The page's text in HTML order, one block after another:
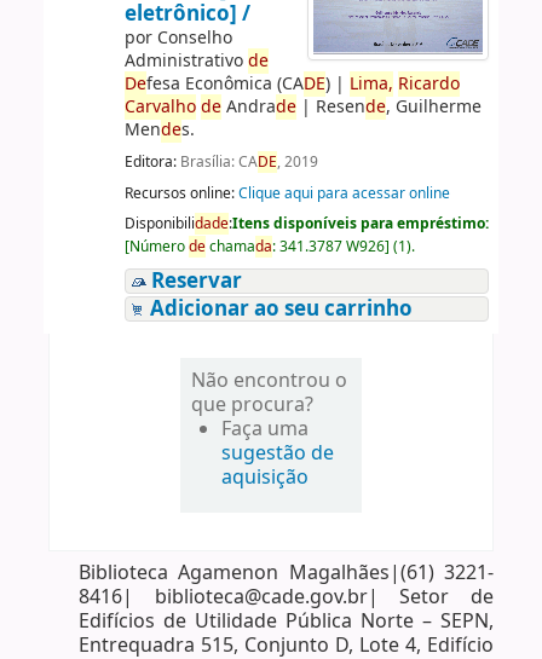
eletrônico] /
por Conselho
Administrativode
Defesa Econômica (CADE)| Lima, Ricardo
Carvalho deAndrade| Resende, Guilherme
Mendes.
Editora: Brasília: CADE, 2019
Recursos online:Clique aqui para acessar online
Disponibilidade:Itens disponíveis para empréstimo:
[Númerodechamada:341.3787 W926] (1).
Reservar
Adicionar ao seu carrinho
Não encontrou o
que procura?
Faça uma
sugestão de
aquisição
Biblioteca Agamenon Magalhães|(61) 3221-
8416| biblioteca@cade.gov.br| Setor de
Edifícios de Utilidade Pública Norte – SEPN,
Entrequadra 515, Conjunto D, Lote 4, Edifício